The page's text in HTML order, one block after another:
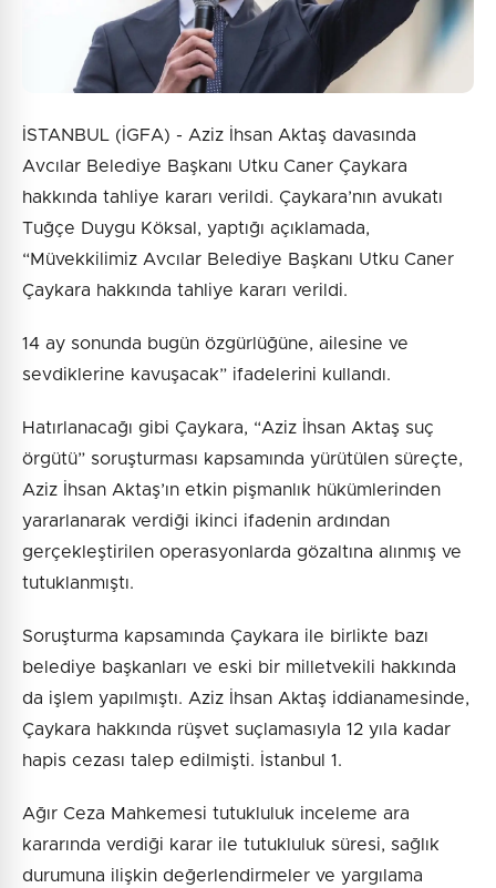
İSTANBUL (İGFA) - Aziz İhsan Aktaş davasında
Avcılar Belediye Başkanı Utku Caner Çaykara
hakkında tahliye kararı verildi. Çaykara’nın avukatı
Tuğçe Duygu Köksal, yaptığı açıklamada,
“Müvekkilimiz Avcılar Belediye Başkanı Utku Caner
Çaykara hakkında tahliye kararı verildi.
14 ay sonunda bugün özgürlüğüne, ailesine ve
sevdiklerine kavuşacak” ifadelerini kullandı.
Hatırlanacağı gibi Çaykara, “Aziz İhsan Aktaş suç
örgütü” soruşturması kapsamında yürütülen süreçte,
Aziz İhsan Aktaş’ın etkin pişmanlık hükümlerinden
yararlanarak verdiği ikinci ifadenin ardından
gerçekleştirilen operasyonlarda gözaltına alınmış ve
tutuklanmıştı.
Soruşturma kapsamında Çaykara ile birlikte bazı
belediye başkanları ve eski bir milletvekili hakkında
da işlem yapılmıştı. Aziz İhsan Aktaş iddianamesinde,
Çaykara hakkında rüşvet suçlamasıyla 12 yıla kadar
hapis cezası talep edilmişti. İstanbul 1.
Ağır Ceza Mahkemesi tutukluluk inceleme ara
kararında verdiği karar ile tutukluluk süresi, sağlık
durumuna ilişkin değerlendirmeler ve yargılama